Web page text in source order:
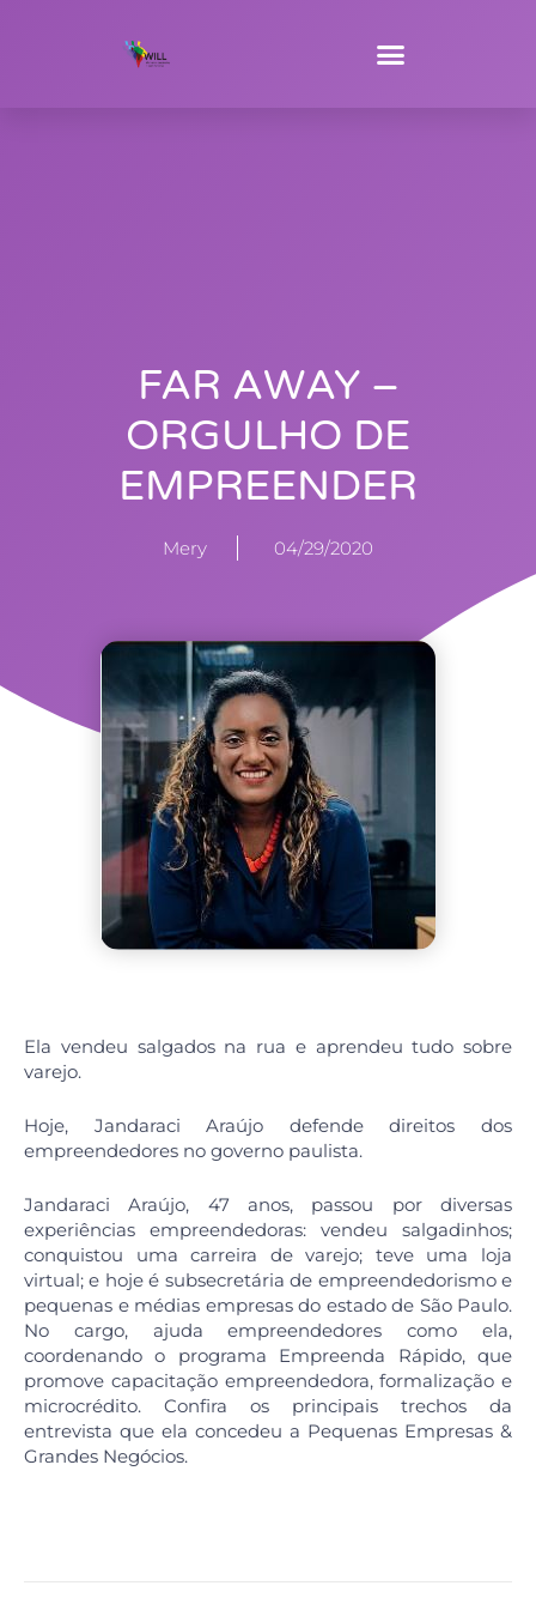
FAR AWAY –
ORGULHO DE
EMPREENDER
Mery 04/29/2020
Ela vendeu salgados na rua e aprendeu tudo sobre
varejo.
Hoje, Jandaraci Araújo defende direitos dos
empreendedores no governo paulista.
Jandaraci Araújo, 47 anos, passou por diversas
experiências empreendedoras: vendeu salgadinhos;
conquistou uma carreira de varejo; teve uma loja
virtual; e hoje é subsecretária de empreendedorismo e
pequenas e médias empresas do estado de São Paulo.
No cargo, ajuda empreendedores como ela,
coordenando o programa Empreenda Rápido, que
promove capacitação empreendedora, formalização e
microcrédito. Confira os principais trechos da
entrevista que ela concedeu a Pequenas Empresas &
Grandes Negócios.